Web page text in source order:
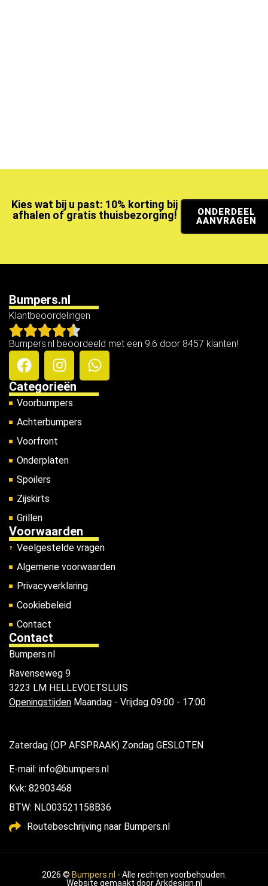
Kies wat bij u past: 10% korting bij
afhalen of gratis thuisbezorging!
ONDERDEEL
AANVRAGEN
Bumpers.nl
Klantbeoordelingen
Bumpers.nl beoordeeld met een 9.6 door 8457 klanten!
Categorieën
Voorbumpers
Achterbumpers
Voorfront
Onderplaten
Spoilers
Zijskirts
Grillen
Voorwaarden
Veelgestelde vragen
Algemene voorwaarden
Privacyverklaring
Cookiebeleid
Contact
Contact
Bumpers.nl
Ravenseweg 9
3223 LM HELLEVOETSLUIS
Openingstijden Maandag - Vrijdag 09:00 - 17:00
Zaterdag (OP AFSPRAAK) Zondag GESLOTEN
E-mail: info@bumpers.nl
Kvk: 82903468
BTW: NL003521158B36
Routebeschrijving naar Bumpers.nl
2026 © Bumpers.nl - Alle rechten voorbehouden.
Website gemaakt doorArkdesign.nl